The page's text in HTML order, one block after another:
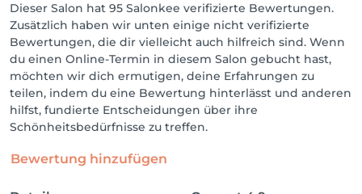
Dieser Salon hat 95 Salonkee verifizierte Bewertungen.
Zusätzlich haben wir unten einige nicht verifizierte
Bewertungen, die dir vielleicht auch hilfreich sind. Wenn
du einen Online-Termin in diesem Salon gebucht hast,
möchten wir dich ermutigen, deine Erfahrungen zu
teilen, indem du eine Bewertung hinterlässt und anderen
hilfst, fundierte Entscheidungen über ihre
Schönheitsbedürfnisse zu treffen.
Bewertung hinzufügen